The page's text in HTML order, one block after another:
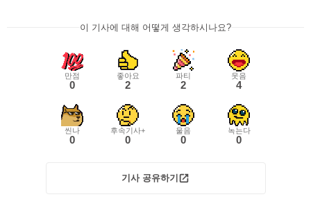
이 기사에 대해 어떻게 생각하시나요?
만점
0
좋아요
2
파티
2
웃음
4
씬나
0
후속기사+
0
울음
0
녹는다
0
기사 공유하기